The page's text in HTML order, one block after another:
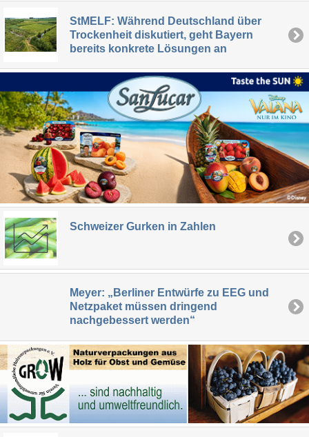
StMELF: Während Deutschland über
Trockenheit diskutiert, geht Bayern
bereits konkrete Lösungen an
Schweizer Gurken in Zahlen
Meyer: „Berliner Entwürfe zu EEG und
Netzpaket müssen dringend
nachgebessert werden“